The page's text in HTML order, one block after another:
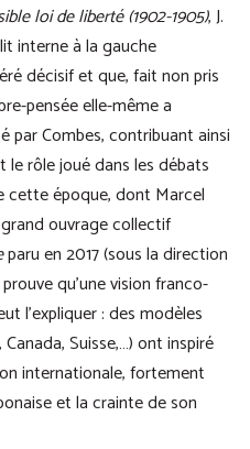
loi de liberté (1902-1905), J.
interne à la gauche
décisif et que, fait non pris
pensée elle-même a
par Combes, contribuant ainsi
rôle joué dans les débats
cette époque, dont Marcel
ouvrage collectif
paru en 2017 (sous la direction
qu’une vision franco-
l’expliquer : des modèles
Suisse,…) ont inspiré
internationale, fortement
et la crainte de son